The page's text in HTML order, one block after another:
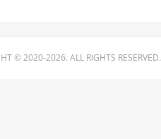
© 2020-2026. ALL RIGHTS RESERVED.